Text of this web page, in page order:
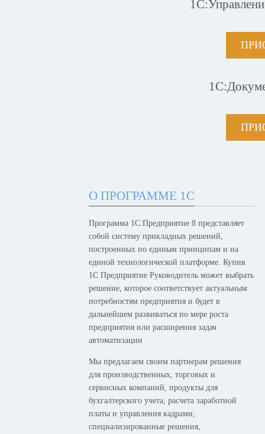
О ПРОГРАММЕ 1С
Программа 1С:Предприятие 8 представляет
собой систему прикладных решений,
построенных по единым принципам и на
единой технологической платформе. Купив
1С Предприятие Руководитель может выбрать
решение, которое соответствует актуальным
потребностям предприятия и будет в
дальнейшем развиваться по мере роста
предприятия или расширения задач
автоматизации
Мы предлагаем своим партнерам решения
для производственных, торговых и
сервисных компаний, продукты для
бухгалтерского учета, расчета заработной
платы и управления кадрами,
специализированные решения,